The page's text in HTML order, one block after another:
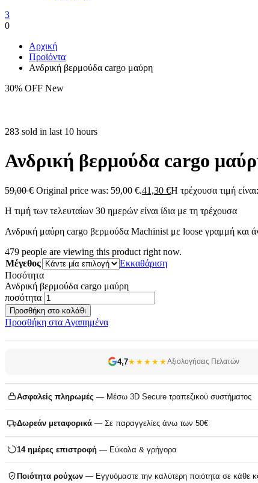
3
0
Αρχική
Προϊόντα
Ανδρική βερμούδα cargo μαύρη
30% OFF New
283 sold in last 10 hours
Ανδρική βερμούδα cargo
59,00€ Original price was: 59,00 €.41,30 €Η τρέχουσα τιμή
Η τιμή των τελευταίων 30 ημερών είναι ίδια με τη τρέχουσα
Ανδρική μαύρη cargo βερμούδα Machinist με loose γραμμή και
479 people are viewing this product right now.
Μέγεθος
Εκκαθάριση
Ποσότητα
Ανδρική βερμούδα cargo μαύρη
ποσότητα
Προσθήκη στο καλάθι
Προσθήκη στα Αγαπημένα
4,7★★★★★Αξιολογήσεις Πελατών
Ασφαλείς πληρωμές — Μέσω 3D Secure τραπεζικού συστήματος
Δωρεάν μεταφορικά — Σε παραγγελίες άνω των 50€
14 ημέρες επιστροφή — Εύκολα & γρήγορα
Ποιότητα ρούχων — Εγγυόμαστε την καλύτερη ποιότητα σε κάθε